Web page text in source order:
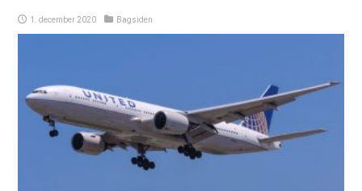
1. december 2020 Bagsiden